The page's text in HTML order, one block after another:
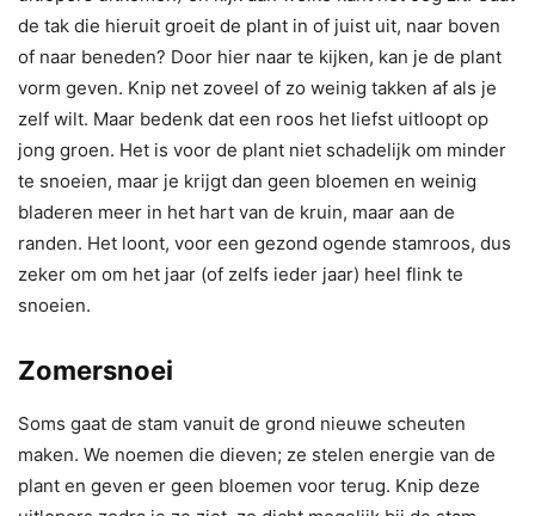
de tak die hieruit groeit de plant in of juist uit, naar boven
of naar beneden? Door hier naar te kijken, kan je de plant
vorm geven. Knip net zoveel of zo weinig takken af als je
zelf wilt. Maar bedenk dat een roos het liefst uitloopt op
jong groen. Het is voor de plant niet schadelijk om minder
te snoeien, maar je krijgt dan geen bloemen en weinig
bladeren meer in het hart van de kruin, maar aan de
randen. Het loont, voor een gezond ogende stamroos, dus
zeker om om het jaar (of zelfs ieder jaar) heel flink te
snoeien.
Zomersnoei
Soms gaat de stam vanuit de grond nieuwe scheuten
maken. We noemen die dieven; ze stelen energie van de
plant en geven er geen bloemen voor terug. Knip deze